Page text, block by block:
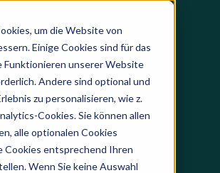
um die Website von
Einige Cookies sind für das
Funktionieren unserer Website
Andere sind optional und
zu personalisieren, wie z.
Cookies. Sie können allen
alle optionalen Cookies
Cookies entsprechend Ihren
Wenn Sie keine Auswahl